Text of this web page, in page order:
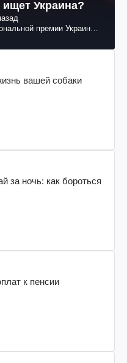
Украина?
премии Украины
вашей собаки
за ночь: как бороться
к пенсии